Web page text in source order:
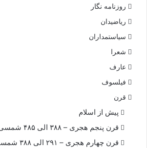
روزنامه نگار
ریاضیدان
سیاستمداران
شعرا
عارف
فیلسوف
قرن
پیش از اسلام
قرن پنجم هجری – ۳۸۸ الی ۴۸۵ شمسی
قرن چهارم هجری – ۲۹۱ الی ۳۸۸ شمسی